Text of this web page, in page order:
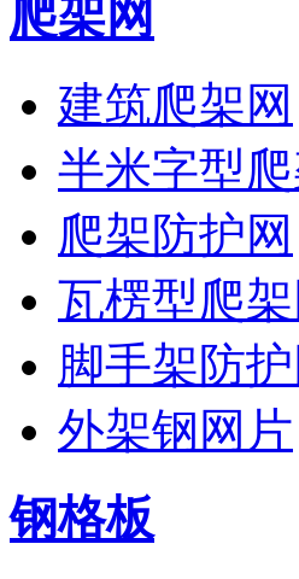
爬架网
建筑爬架网
半米字型爬
爬架防护网
瓦楞型爬架
脚手架防护
外架钢网片
钢格板